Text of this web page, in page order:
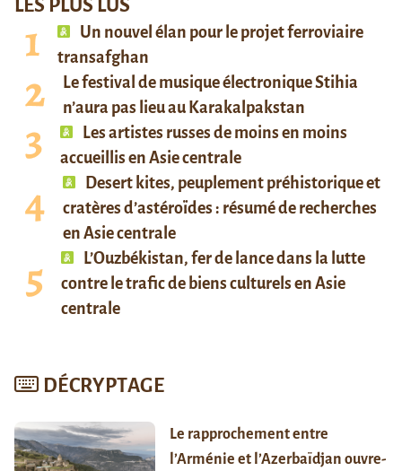
LES PLUS LUS
Un nouvel élan pour le projet ferroviaire
transafghan
Le festival de musique électronique Stihia
n’aura pas lieu au Karakalpakstan
Les artistes russes de moins en moins
accueillis en Asie centrale
Desert kites, peuplement préhistorique et
cratères d’astéroïdes : résumé de recherches
en Asie centrale
L’Ouzbékistan, fer de lance dans la lutte
contre le trafic de biens culturels en Asie
centrale
DÉCRYPTAGE
Le rapprochement entre
l’Arménie et l’Azerbaïdjan ouvre-